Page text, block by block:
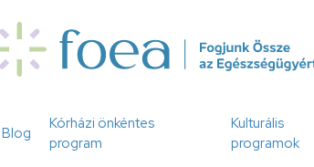
Blog
Kórházi önkéntes
program
Kulturális
programok